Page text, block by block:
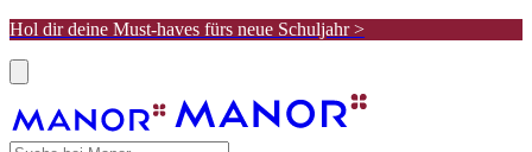
Hol dir deine Must-haves fürs neue Schuljahr >